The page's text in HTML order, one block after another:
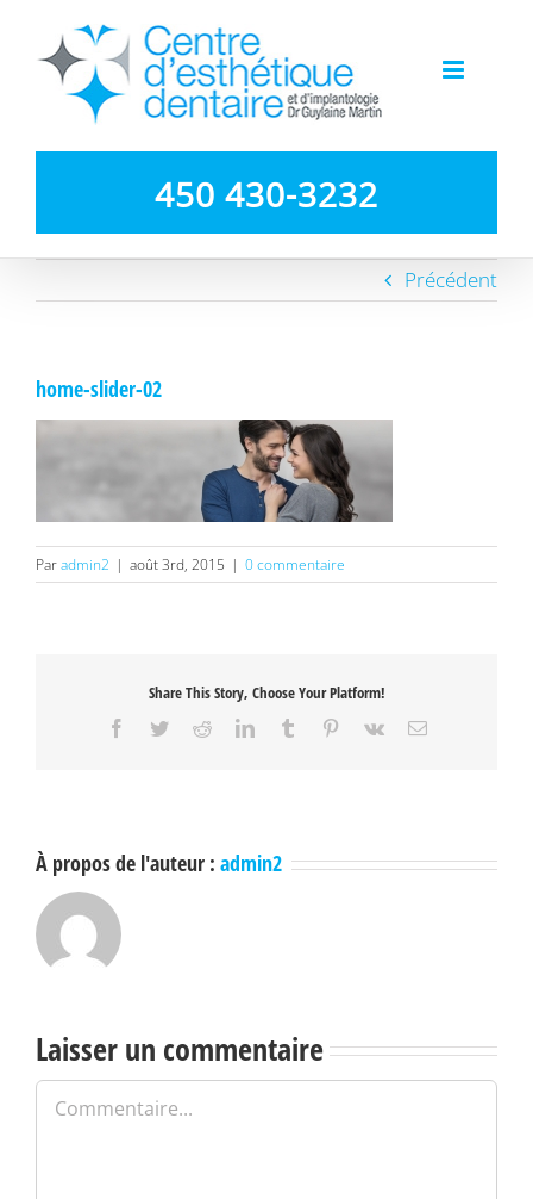
contenu
450 430-3232
Précédent
home-slider-02
Paradmin2 | août 3rd, 2015 | 0 commentaire
Share This Story, Choose Your Platform!
Facebook
TwitterRedditLinkedInTumblr Pinterest
Vk Email
À propos de l'auteur : admin2
Laisser un commentaire
Commentaire